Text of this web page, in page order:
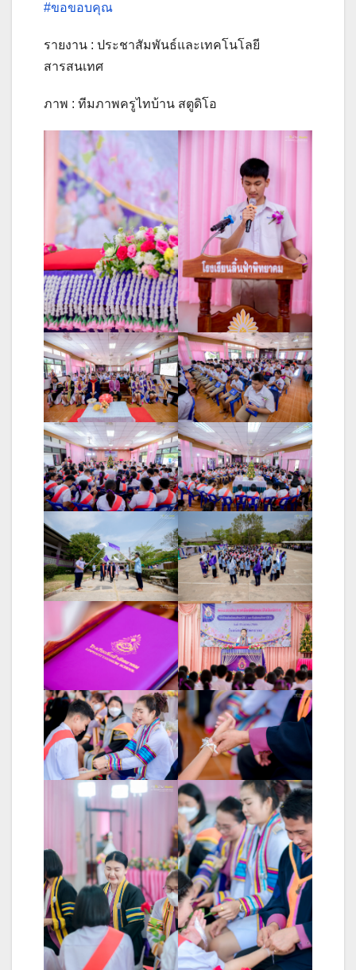
#ขอขอบคุณ
รายงาน : ประชาสัมพันธ์และเทคโนโลยี
สารสนเทศ
ภาพ : ทีมภาพครูไทบ้าน สตูดิโอ